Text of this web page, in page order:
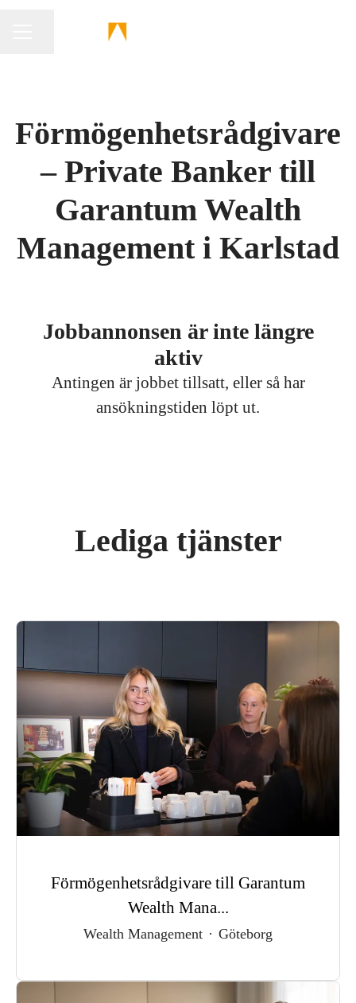
Förmögenhetsrådgivare
– Private Banker till
Garantum Wealth
Management i Karlstad
Jobbannonsen är inte längre
aktiv
Antingen är jobbet tillsatt, eller så har
ansökningstiden löpt ut.
Lediga tjänster
Förmögenhetsrådgivare till Garantum
Wealth Mana...
Wealth Management · Göteborg